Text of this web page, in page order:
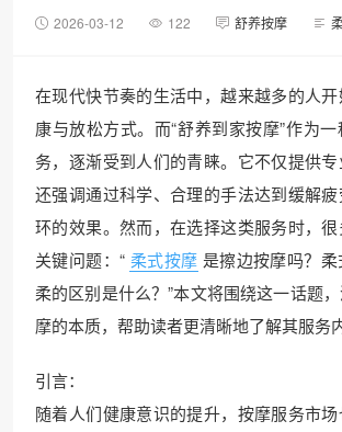
2026-03-12 122 舒养按摩
在现代快节奏的生活中，越来越多的人
康与放松方式。而“舒养到家按摩”作为
务，逐渐受到人们的青睐。它不仅提供专
还强调通过科学、合理的手法达到缓解
环的效果。然而，在选择这类服务时，
关键问题：“ 柔式按摩 是擦边按摩吗？
柔的区别是什么？”本文将围绕这一话题
摩的本质，帮助读者更清晰地了解其服务
引言：
随着人们健康意识的提升，按摩服务市